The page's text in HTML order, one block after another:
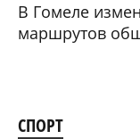
В Гомеле
маршрутов
СПОРТ